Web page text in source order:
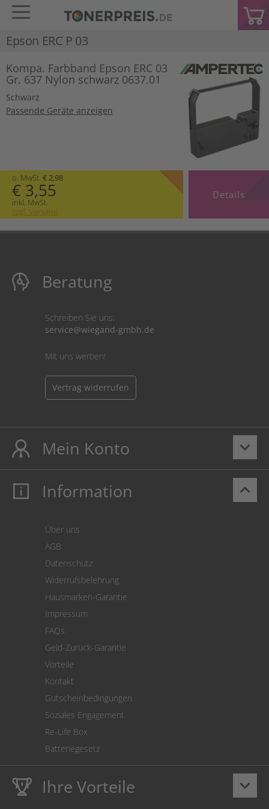
Epson ERC P 03
Kompa. Farbband Epson ERC 03
Gr. 637 Nylon schwarz 0637.01
Schwarz
Passende Geräte anzeigen
o. MwSt. € 2,98
€ 3,55
inkl. MwSt.
zzgl. Versand
Details
Beratung
Schreiben Sie uns:
service@wiegand-gmbh.de
Mit uns werben!
Vertrag widerrufen
keyboard_arrow_down
Mein Konto
Mein Konto
Cookie Einstellungen
keyboard_arrow_up
Information
Über uns
AGB
Datenschutz
Widerrufsbelehrung
Hausmarken-Garantie
Impressum
FAQs
Geld-Zurück-Garantie
Vorteile
Kontakt
Gutscheinbedingungen
Soziales Engagement
Re-Life Box
Batteriegesetz
keyboard_arrow_down
Ihre Vorteile